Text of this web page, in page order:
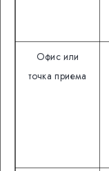
Офис или
точка приема